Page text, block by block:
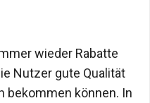
wieder Rabatte
Nutzer gute Qualität
bekommen können. In